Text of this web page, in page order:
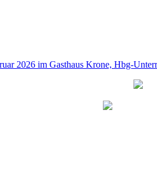
2026 im Gasthaus Krone, Hbg-